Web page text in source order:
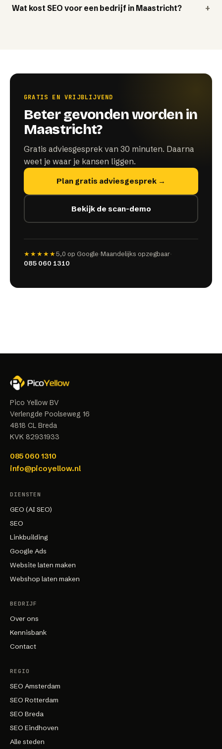
Wat kost SEO voor een bedrijf in Maastricht? +
GRATIS EN VRIJBLIJVEND
Beter gevonden worden in
Maastricht?
Gratis adviesgesprek van 30 minuten. Daarna
weet je waar je kansen liggen.
Plan gratis adviesgesprek →
Bekijk de scan-demo
★★★★★5,0 op Google·Maandelijks opzegbaar·
085 060 1310
Pico Yellow BV
Verlengde Poolseweg 16
4818 CL Breda
KVK 82931933
085 060 1310
info@picoyellow.nl
DIENSTEN
GEO (AI SEO)
SEO
Linkbuilding
Google Ads
Website laten maken
Webshop laten maken
BEDRIJF
Over ons
Kennisbank
Contact
REGIO
SEO Amsterdam
SEO Rotterdam
SEO Breda
SEO Eindhoven
Alle steden